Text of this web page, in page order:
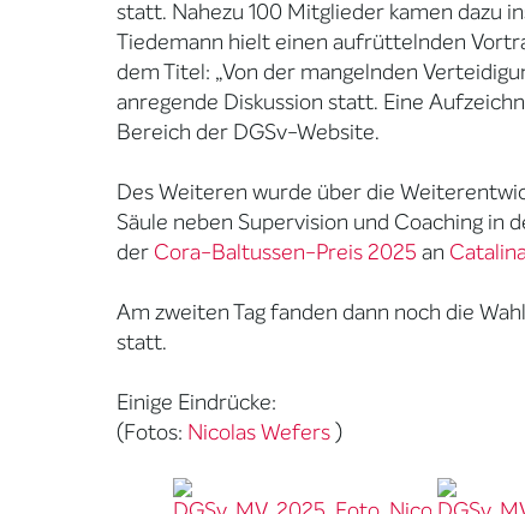
statt. Nahezu 100 Mitglieder kamen dazu
Tiedemann hielt einen aufrüttelnden
dem Titel: „Von der mangelnden
anregende Diskussion statt. Eine
Bereich der DGSv-Website.
Des Weiteren wurde über die
Säule neben Supervision und Coaching in
der Cora-Baltussen-Preis 2025 an
Am zweiten Tag fanden dann noch die
statt.
Einige Eindrücke:
(Fotos: Nicolas Wefers)